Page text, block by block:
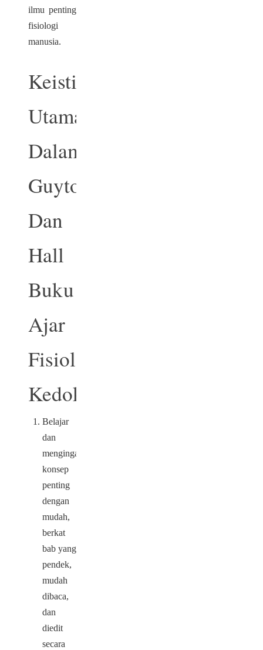
ilmu penting
fisiologi
manusia.
Keistimewaan
Utama
Dalam
Guyton
Dan
Hall
Buku
Ajar
Fisiologi
Kedokteran:
Belajar
dan
mengingat
konsep
penting
dengan
mudah,
berkat
bab yang
pendek,
mudah
dibaca,
dan
diedit
secara